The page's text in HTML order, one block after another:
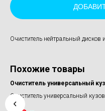
Очиститель нейтральный дисков
Похожие товары
Очиститель универсальный
Очиститель универсальный